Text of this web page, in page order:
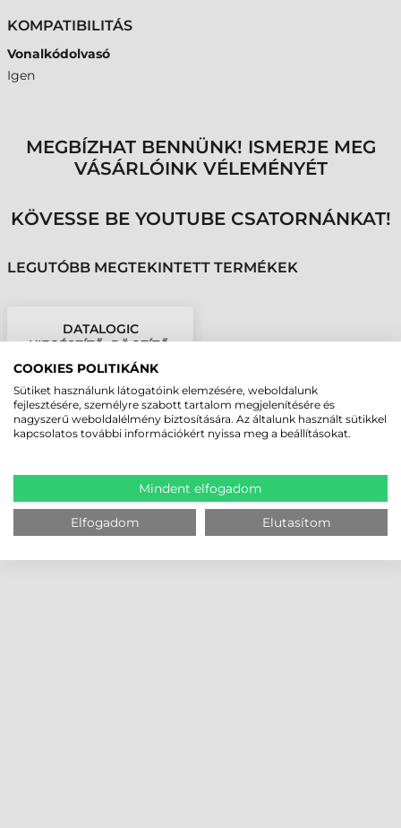
KOMPATIBILITÁS
Vonalkódolvasó
Igen
MEGBÍZHAT BENNÜNK! ISMERJE MEG
VÁSÁRLÓINK VÉLEMÉNYÉT
KÖVESSE BE YOUTUBE CSATORNÁNKAT!
LEGUTÓBB MEGTEKINTETT TERMÉKEK
DATALOGIC
KIEGÉSZÍTŐ, RÖGZÍTŐ,
MATRIX 320
COOKIES POLITIKÁNK
Sütiket használunk látogatóink elemzésére, weboldalunk
fejlesztésére, személyre szabott tartalom megjelenítésére és
nagyszerű weboldalélmény biztosítására. Az általunk használt sütikkel
kapcsolatos további információkért nyissa meg a beállításokat.
Mindent elfogadom
Elfogadom Elutasítom